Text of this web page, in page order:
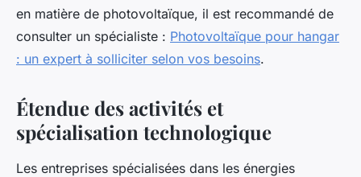
en matière de photovoltaïque, il est recommandé de
consulter un spécialiste : Photovoltaïque pour hangar
: un expert à solliciter selon vos besoins.
Étendue des activités et
spécialisation technologique
Les entreprises spécialisées dans les énergies